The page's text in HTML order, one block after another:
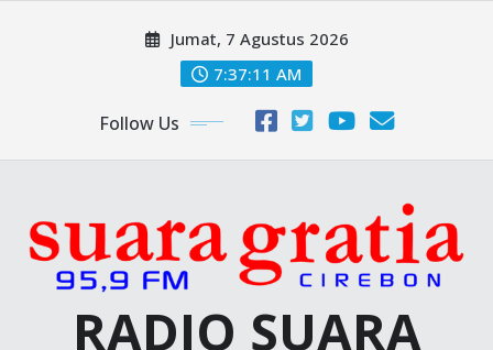
Jumat, 7 Agustus 2026
7:37:12 AM
Follow Us
RADIO SUARA